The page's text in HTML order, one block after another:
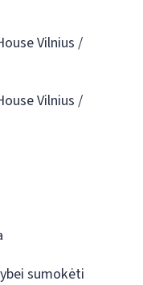
Vilnius /
Vilnius /
sumokėti